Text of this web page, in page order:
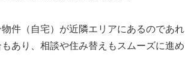
件（自宅）が近隣エリアにあるのであれ
あり、相談や住み替えもスムーズに進め